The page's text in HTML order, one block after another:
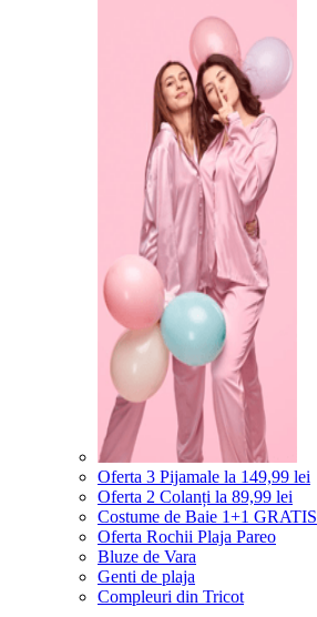
Oferta 3 Pijamale la 149,99 lei
Oferta 2 Colanți la 89,99 lei
Costume de Baie 1+1 GRATIS
Oferta Rochii Plaja Pareo
Bluze de Vara
Genti de plaja
Compleuri din Tricot